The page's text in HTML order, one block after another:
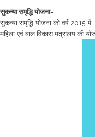
सुकन्या समृद्धि योजना-
सुकन्या समृद्धि योजना को वर्ष 2015 में '
महिला एवं बाल विकास मंत्रालय की